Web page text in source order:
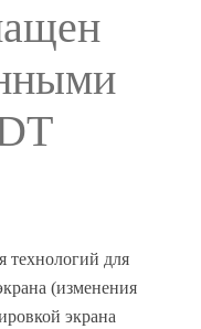
технологий для
(изменения
экрана